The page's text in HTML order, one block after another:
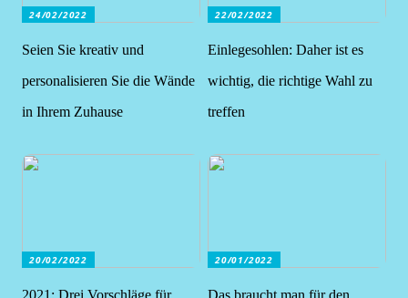
24/02/2022
Seien Sie kreativ und
personalisieren Sie die Wände
in Ihrem Zuhause
22/02/2022
Einlegesohlen: Daher ist es
wichtig, die richtige Wahl zu
treffen
20/02/2022
2021: Drei Vorschläge für
20/01/2022
Das braucht man für den